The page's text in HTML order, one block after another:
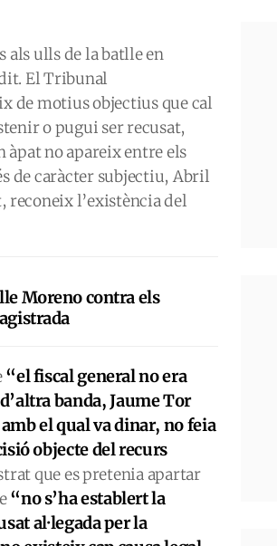
als ulls de la batlle en
El Tribunal
de motius objectius que cal
o pugui ser recusat,
no apareix entre els
de caràcter subjectiu, Abril
reconeix l’existència del
Moreno contra els
“el fiscal general no era
banda, Jaume Tor
el qual va dinar, no feia
objecte del recurs
que es pretenia apartar
“no s’ha establert la
al·legada per la